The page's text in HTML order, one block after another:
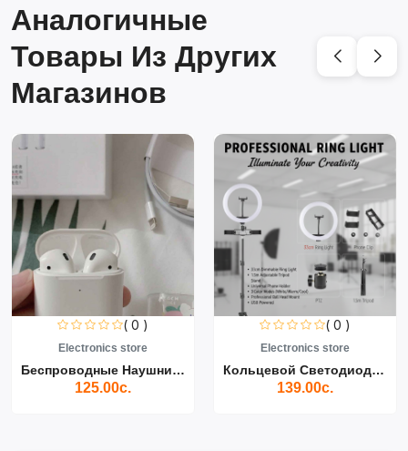
Аналогичные
Товары Из Других
Магазинов
( 0 )
Electronics store
Беспроводные Наушники Air...
125.00с.
( 0 )
Electronics store
Кольцевой Светодиодный Св...
139.00с.